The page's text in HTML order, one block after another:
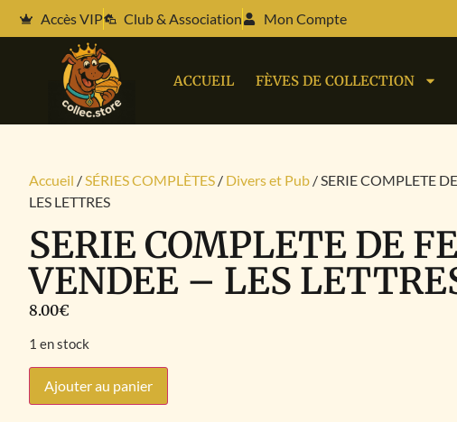
Accès VIP Club & Association Mon Compte
ACCUEIL FÈVES DE COLLECTION
Accueil /SÉRIES COMPLÈTES / Divers et Pub / SERIE COMPLETE
LES LETTRES
SERIE COMPLETE DE
VENDEE – LES
8.00€
1 en stock
Ajouter au panier